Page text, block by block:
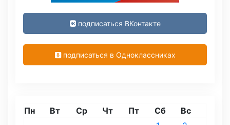
подписаться ВКонтакте
подписаться в Одноклассниках
Пн Вт Ср Чт Пт Сб Вс